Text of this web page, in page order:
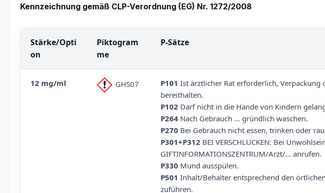
Kennzeichnung gemäß CLP-Verordnung (EG) Nr. 1272/2008
Stärke/Opti
on
Piktogram
me
P-Sätze
12 mg/ml GHS07 P101 Ist ärztlicher Rat erforderlich, Verpackung
bereithalten.
P102 Darf nicht in die Hände von Kindern
P264 Nach Gebrauch … gründlich waschen.
P270 Bei Gebrauch nicht essen, trinken oder
P301+P312 BEI VERSCHLUCKEN: Bei
GIFTINFORMATIONSZENTRUM/Arzt/… anrufen.
P330 Mund ausspülen.
P501 Inhalt/Behälter entsprechend den
zuführen.